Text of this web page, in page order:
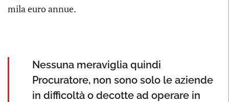
mila euro annue.
Nessuna meraviglia quindi
Procuratore, non sono solo le aziende
in difficoltà o decotte ad operare in